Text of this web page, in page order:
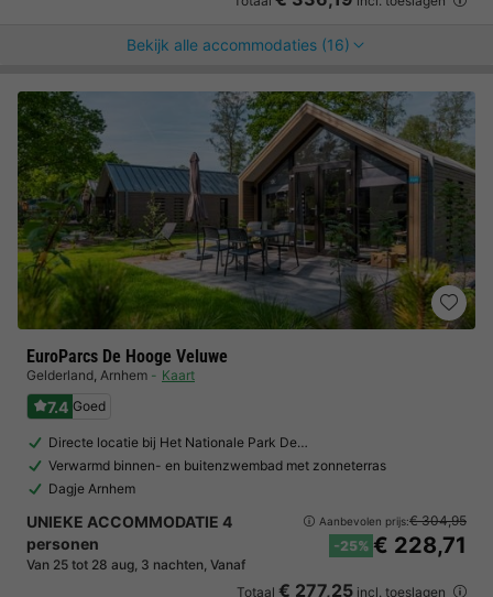
Bekijk alle accommodaties (16)
EuroParcs De Hooge Veluwe
Gelderland, Arnhem Kaart
7.4 Goed
Directe locatie bij Het Nationale Park De…
Verwarmd binnen- en buitenzwembad met zonneterras
Dagje Arnhem
UNIEKE ACCOMMODATIE 4
personen
Van 25 tot 28 aug, 3 nachten, Vanaf
Aanbevolen prijs:€ 304,95
-25% € 228,71
Totaal € 277,25 incl. toeslagen